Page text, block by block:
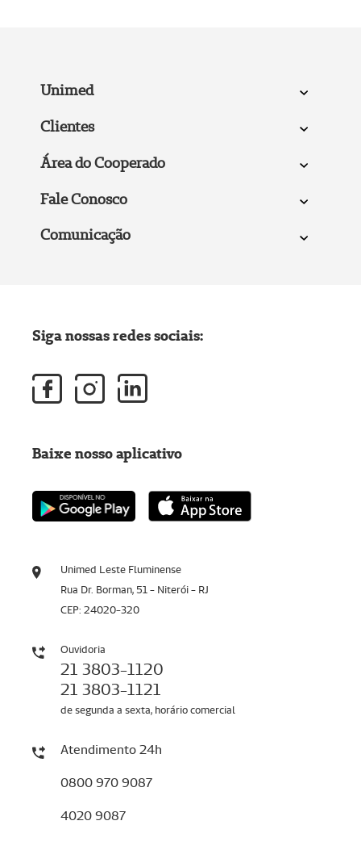
Unimed
Clientes
Área do Cooperado
Fale Conosco
Comunicação
Unimed Leste Fluminense
Rua Dr. Borman, 51 - Niterói - RJ
CEP: 24020-320
Ouvidoria
21 3803-1120
21 3803-1121
de segunda a sexta, horário comercial
Atendimento 24h
0800 970 9087
4020 9087
Siga nossas redes sociais:
Baixe nosso aplicativo